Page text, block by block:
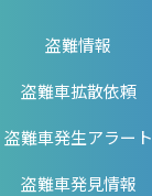
盗難情報
盗難車拡散依頼
盗難車発生アラート
盗難車発見情報